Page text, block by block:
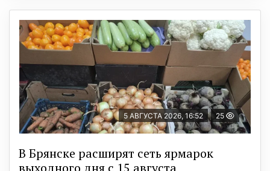
5 АВГУСТА 2026, 16:52 25
В Брянске расширят сеть ярмарок
выходного дня с 15 августа